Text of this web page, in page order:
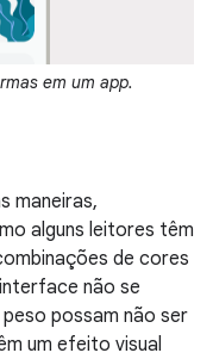
em um app.
maneiras,
alguns leitores têm
de cores
não se
possam não ser
um efeito visual